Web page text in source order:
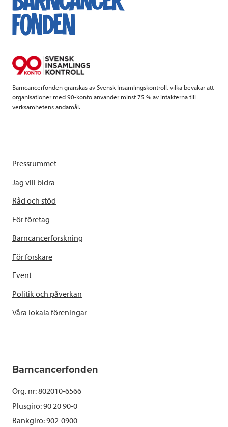
b
k
t
e
Barncancerfonden granskas av Svensk Insamlingskontroll, vilka bevakar att
organisationer med 90-konto använder minst 75 % av intäkterna till
verksamhetens ändamål.
Pressrummet
Jag vill bidra
Råd och stöd
För företag
Barncancerforskning
För forskare
Event
Politik och påverkan
Våra lokala föreningar
Barncancerfonden
Org. nr: 802010-6566
Plusgiro: 90 20 90-0
Bankgiro: 902-0900